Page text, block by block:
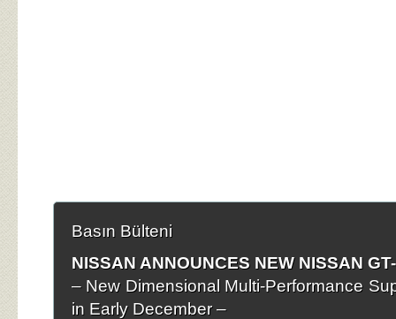
Basın Bülteni
NISSAN ANNOUNCES NEW NISSAN
– New Dimensional Multi-Performance
in Early December –